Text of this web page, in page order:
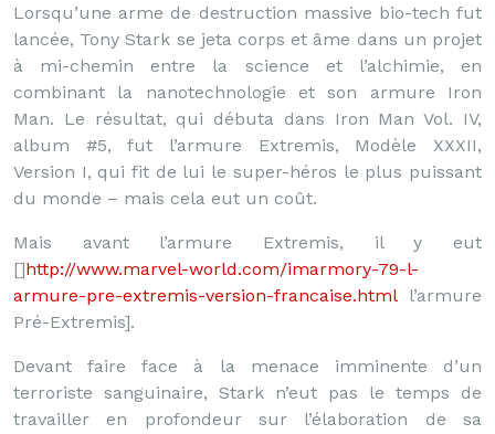
Lorsqu’une arme de destruction massive bio-tech fut
lancée, Tony Stark se jeta corps et âme dans un projet
à mi-chemin entre la science et l’alchimie, en
combinant la nanotechnologie et son armure Iron
Man. Le résultat, qui débuta dans Iron Man Vol. IV,
album #5, fut l’armure Extremis, Modèle XXXII,
Version I, qui fit de lui le super-héros le plus puissant
du monde – mais cela eut un coût.
Mais avant l’armure Extremis, il y eut
[]http://www.marvel-world.com/imarmory-79-l-
armure-pre-extremis-version-francaise.htmll’armure
Pré-Extremis].
Devant faire face à la menace imminente d’un
terroriste sanguinaire, Stark n’eut pas le temps de
travailler en profondeur sur l’élaboration de sa